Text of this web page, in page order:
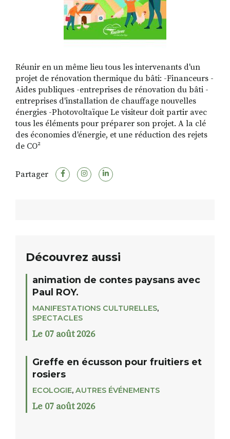
Réunir en un même lieu tous les intervenants d'un
projet de rénovation thermique du bâti: -Financeurs -
Aides publiques -entreprises de rénovation du bâti -
entreprises d'installation de chauffage nouvelles
énergies -Photovoltaïque Le visiteur doit partir avec
tous les éléments pour préparer son projet. A la clé
des économies d'énergie, et une réduction des rejets
de CO²
Partager
Découvrez aussi
animation de contes paysans avec
Paul ROY.
MANIFESTATIONS CULTURELLES,
SPECTACLES
Le 07 août 2026
Greffe en écusson pour fruitiers et
rosiers
ECOLOGIE, AUTRES ÉVÉNEMENTS
Le 07 août 2026